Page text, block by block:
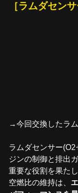
［ラムダセン
→今回交換したラ
ラムダセンサー
ジンの制御と排出
重要な役割を果た
空燃比の維持は、